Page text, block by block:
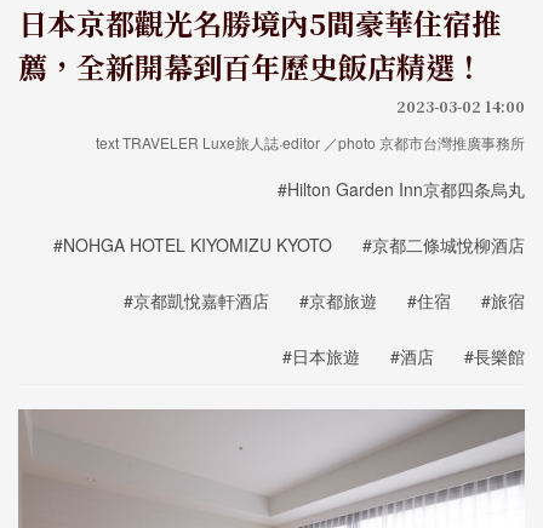
日本京都觀光名勝境內5間豪華住宿推
薦，全新開幕到百年歷史飯店精選！
2023-03-02 14:00
text TRAVELER Luxe旅人誌·editor ／photo 京都市台灣推廣事務所
#Hilton Garden Inn京都四条烏丸
#NOHGA HOTEL KIYOMIZU KYOTO #京都二條城悅柳酒店
#京都凱悅嘉軒酒店 #京都旅遊 #住宿 #旅宿
#日本旅遊 #酒店 #長樂館